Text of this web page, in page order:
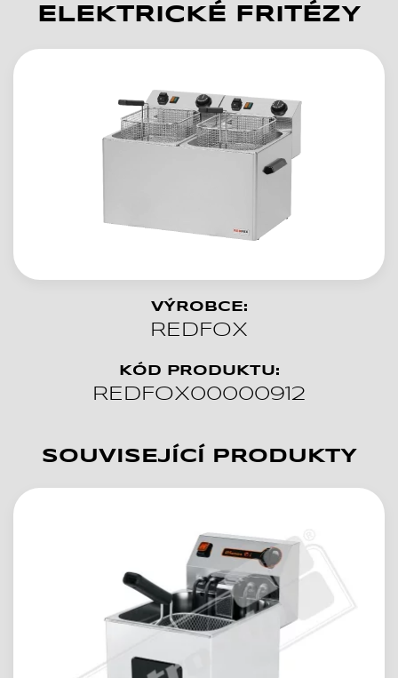
ELEKTRICKÉ FRITÉZY
VÝROBCE:
REDFOX
KÓD PRODUKTU:
REDFOX00000912
SOUVISEJÍCÍ PRODUKTY